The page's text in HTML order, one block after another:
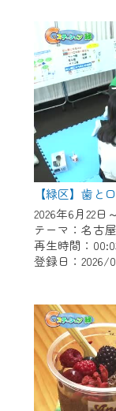
【緑区】歯と
2026年6月22日
テーマ：名古
再生時間：
登録日：2026/
で設定でき
（Gmailや
スでも作成
※マイペー
録はこちら
※CCNetア
ご視聴いた
＜メンテナ
ンテナンス
作業の間は
テナンス中
ん。
ご不便をお
よろしくお